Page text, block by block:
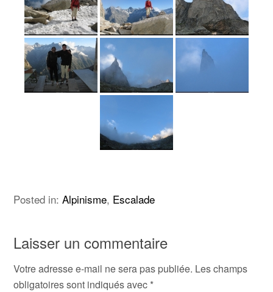
Posted in:Alpinisme, Escalade
Laisser un commentaire
Votre adresse e-mail ne sera pas publiée. Les champs
obligatoires sont indiqués avec *